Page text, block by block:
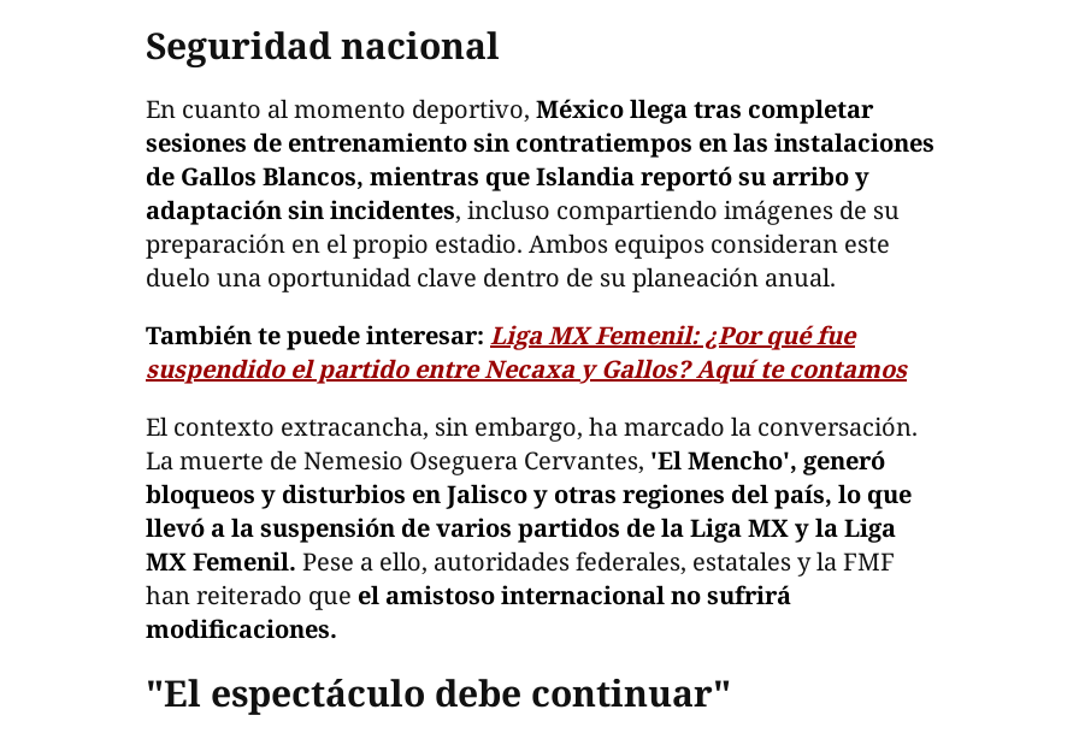
Seguridad nacional
En cuanto al momento deportivo, México llega tras completar
sesiones de entrenamiento sin contratiempos en las instalaciones
de Gallos Blancos, mientras que Islandia reportó su arribo y
adaptación sin incidentes, incluso compartiendo imágenes de su
preparación en el propio estadio. Ambos equipos consideran este
duelo una oportunidad clave dentro de su planeación anual.
También te puede interesar: Liga MX Femenil: ¿Por qué fue
suspendido el partido entre Necaxa y Gallos? Aquí te contamos
El contexto extracancha, sin embargo, ha marcado la conversación.
La muerte de Nemesio Oseguera Cervantes, 'El Mencho', generó
bloqueos y disturbios en Jalisco y otras regiones del país, lo que
llevó a la suspensión de varios partidos de la Liga MX y la Liga
MX Femenil. Pese a ello, autoridades federales, estatales y la FMF
han reiterado que el amistoso internacional no sufrirá
modificaciones.
"El espectáculo debe continuar"